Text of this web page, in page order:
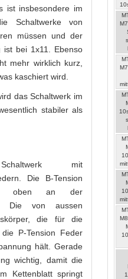
ist insbesondere im
Schaltwerke von
müssen und der
ist bei 1x11. Ebenso
mehr wirklich kurz,
kaschiert wird.
das Schaltwerk im
stabiler als
mit
Die B-Tension
oben an der
Die von aussen
die für die
P-Tension Feder
hält. Gerade
wichtig, damit die
Kettenblatt springt